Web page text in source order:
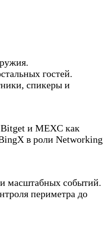
гостей.
спикеры и
и MEXC как
в роли Networking
масштабных событий.
периметра до